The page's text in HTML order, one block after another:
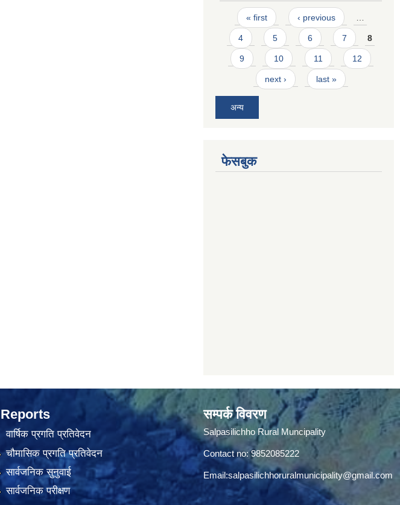
Pages
« first ‹ previous …
4 5 6 7 8
9 10 11 12
next › last »
अन्य
फेसबुक
Reports
वार्षिक प्रगति प्रतिवेदन
चौमासिक प्रगति प्रतिवेदन
सार्वजनिक सुनुवाई
सार्वजनिक परीक्षण
सम्पर्क विवरण
Salpasilichho Rural Muncipality
Contact no: 9852085222
Email:salpasilichhoruralmunicipality@gmail.com